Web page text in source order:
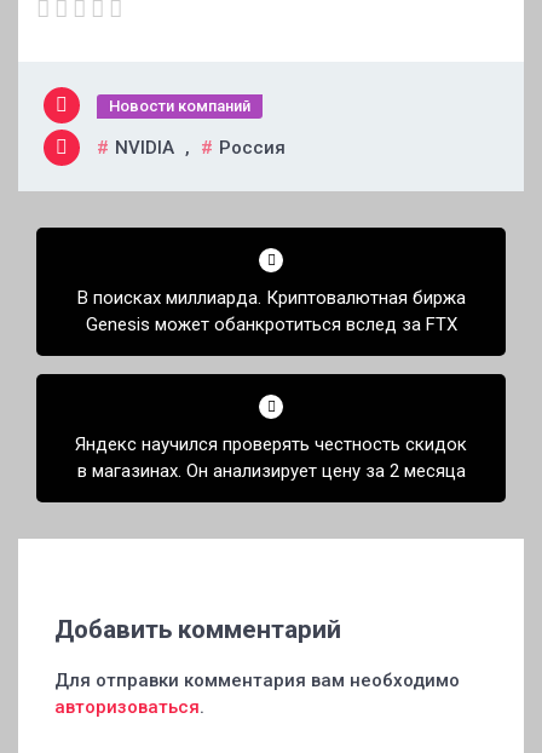
Новости компаний
NVIDIA , Россия
Навигация
записямВ поисках миллиарда. Криптовалютная биржа
Genesis может обанкротиться вслед за FTX
Яндекс научился проверять честность скидок
в магазинах. Он анализирует цену за 2 месяца
Добавить комментарий
Для отправки комментария вам необходимо
авторизоваться.